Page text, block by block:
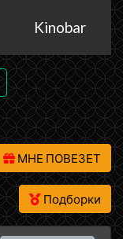
Kinobar
МНЕ ПОВЕЗЕТ
Подборки